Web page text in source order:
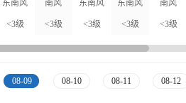
东南风
<3级
南风
<3级
东南风
<3级
东南风
<3级
南风
<3级
08-09 08-10 08-11 08-12